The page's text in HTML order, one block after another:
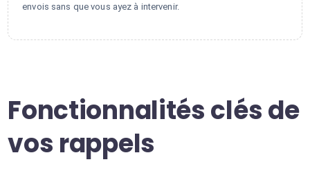
envois sans que vous ayez à intervenir.
Fonctionnalités clés de
vos rappels